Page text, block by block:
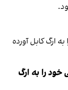
را به ارگ